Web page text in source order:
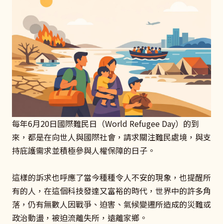
每年6月20日國際難民日（World Refugee Day）的到
來，都是在向世人與國際社會，請求關注難民處境，與支
持庇護需求並積極參與人權保障的日子。
這樣的訴求也呼應了當今種種令人不安的現象，也提醒所
有的人，在這個科技發達又富裕的時代，世界中的許多角
落，仍有無數人因戰爭、迫害、氣候變遷所造成的災難或
政治動盪，被迫流離失所，遠離家鄉。